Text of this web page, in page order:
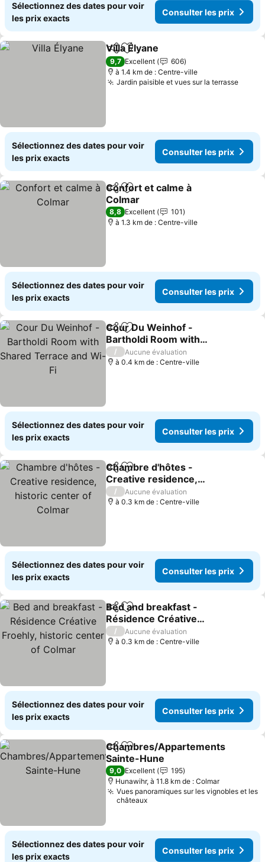
Sélectionnez des dates pour voir
les prix exacts
Consulter les prix
PartagerAjouter à mes favoris
Villa Élyane
9,7 Excellent
606
à 1.4 km de : Centre-ville
Jardin paisible et vues sur la terrasse
Sélectionnez des dates pour voir
les prix exacts
Consulter les prix
PartagerAjouter à mes favoris
Confort et calme à
Colmar
8,8 Excellent
101
à 1.3 km de : Centre-ville
Sélectionnez des dates pour voir
les prix exacts
Consulter les prix
PartagerAjouter à mes favoris
Cour Du Weinhof -
Bartholdi Room with
Shared Terrace and Wi-Fi
/
Aucune évaluation
à 0.4 km de : Centre-ville
Sélectionnez des dates pour voir
les prix exacts
Consulter les prix
PartagerAjouter à mes favoris
Chambre d'hôtes -
Creative residence,
historic center of Colmar
/
Aucune évaluation
à 0.3 km de : Centre-ville
Sélectionnez des dates pour voir
les prix exacts
Consulter les prix
PartagerAjouter à mes favoris
Bed and breakfast -
Résidence Créative
Froehly, historic center of
Colmar
/
Aucune évaluation
à 0.3 km de : Centre-ville
Sélectionnez des dates pour voir
les prix exacts
Consulter les prix
PartagerAjouter à mes favoris
Chambres/Appartements
Sainte-Hune
9,0 Excellent
195
Hunawihr, à 11.8 km de : Colmar
Vues panoramiques sur les vignobles et les
châteaux
Sélectionnez des dates pour voir
les prix exacts
Consulter les prix